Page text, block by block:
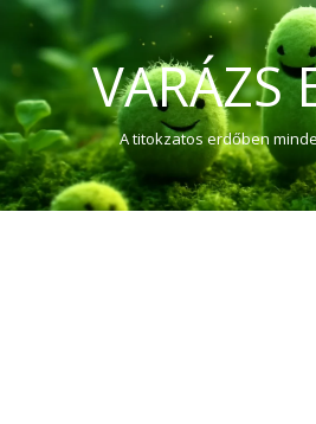
VARÁZS
A titokzatos erdőben